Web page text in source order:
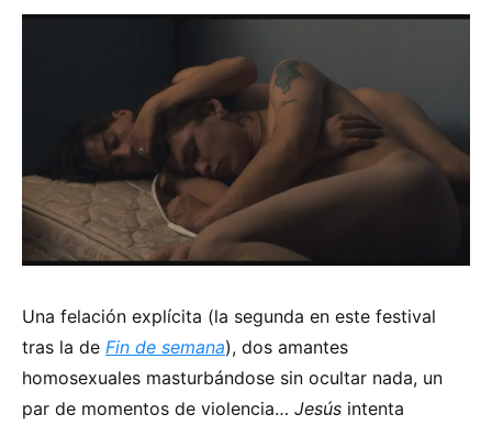
Una felación explícita (la segunda en este festival
tras la de Fin de semana), dos amantes
homosexuales masturbándose sin ocultar nada, un
par de momentos de violencia… Jesús intenta